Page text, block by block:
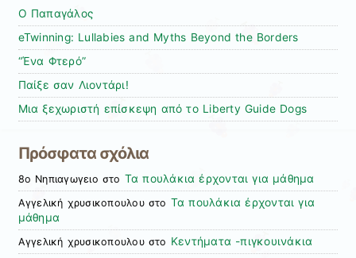
Ο Παπαγάλος
eTwinning: Lullabies and Myths Beyond the Borders
“Ένα Φτερό”
Παίξε σαν Λιοντάρι!
Μια ξεχωριστή επίσκεψη από το Liberty Guide Dogs
Πρόσφατα σχόλια
8ο Νηπιαγωγειο στο Τα πουλάκια έρχονται για μάθημα
Αγγελική χρυσικοπουλουστο Τα πουλάκια έρχονται για
μάθημα
Αγγελική χρυσικοπουλουστο Κεντήματα -πιγκουινάκια